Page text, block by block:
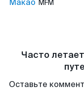
Макао MFM
Часто
Оставьте